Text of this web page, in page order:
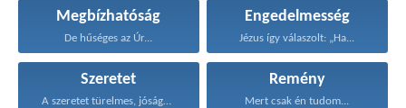
Megbízhatóság
De hűséges az Úr...
Engedelmesség
Jézus így válaszolt: „Ha...
Szeretet
A szeretet türelmes, jóságos...
Remény
Mert csak én tudom...